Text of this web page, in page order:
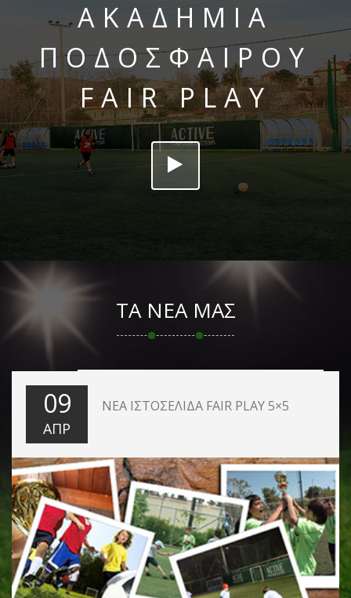
ΑΚΑΔΗΜΊΑ
ΠΟΔΟΣΦΑΊΡΟΥ
FAIR PLAY
ΤΑ ΝΈΑ ΜΑΣ
09
ΑΠΡ
ΝΈΑ ΙΣΤΟΣΕΛΊΔΑ FAIR PLAY 5×5